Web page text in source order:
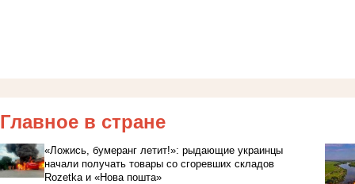
Главное в стране
«Ложись, бумеранг летит!»: рыдающие украинцы
начали получать товары со сгоревших складов
Rozetka и «Нова пошта»